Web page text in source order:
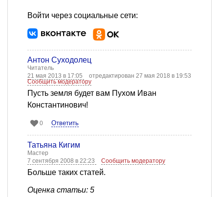
Войти через социальные сети:
Антон Суходолец
Читатель
21 мая 2013 в 17:05
отредактирован 27 мая 2018 в 19:53
Сообщить модератору
Пусть земля будет вам Пухом Иван
Константинович!
0 Ответить
Татьяна Кигим
Мастер
7 сентября 2008 в 22:23
Сообщить модератору
Больше таких статей.
Оценка статьи: 5